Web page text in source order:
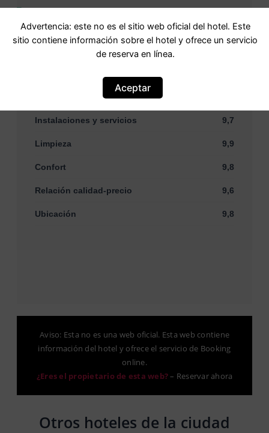
Puntuación 9,7 Excepcional · 116
comentarios
116 comentarios
Instalaciones y servicios 9,7
Limpieza 9,9
Confort 9,8
Relación calidad-precio 9,6
Ubicación 9,8
Aviso: Esta no es una web oficial. Esta web contiene
información del hotel y ofrece el servicio de Booking
online.
¿Eres el propietario de esta web?– Reservar ahora
Otros hoteles de la ciudad
Advertencia: este no es el sitio web oficial del hotel. Este
sitio contiene información sobre el hotel y ofrece un servicio
de reserva en línea.
Aceptar